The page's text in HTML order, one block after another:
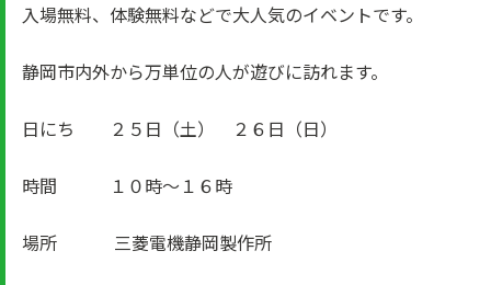
入場無料、体験無料などで大人気のイベントです。
静岡市内外から万単位の人が遊びに訪れます。
日にち ２５日（土） ２６日（日）
時間 １０時～１６時
場所 三菱電機静岡製作所